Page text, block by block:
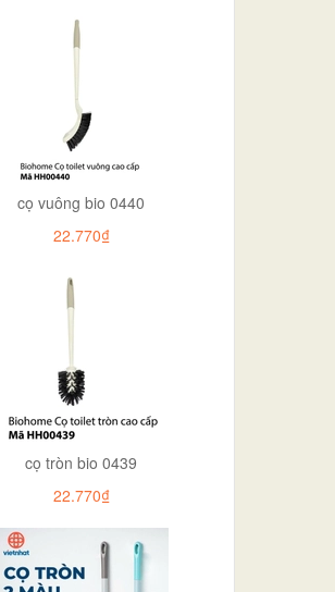
cọ vuông bio 0440
22.770₫
cọ tròn bio 0439
22.770₫